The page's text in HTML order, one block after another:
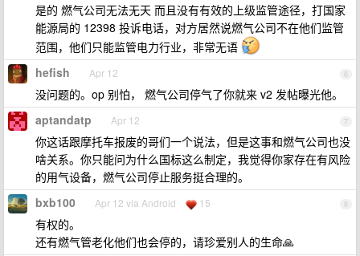
是的 燃气公司无法无天 而且没有有效的上级监管途径，打国家
能源局的 12398 投诉电话，对方居然说燃气公司不在他们监管
范围，他们只能监管电力行业，非常无语
6
hefish Apr 12
没问题的。op 别怕， 燃气公司停气了你就来 v2 发帖曝光他。
7
aptandatp Apr 12
你这话跟摩托车报废的哥们一个说法，但是这事和燃气公司也没
啥关系。你只能问为什么国标这么制定，我觉得你家存在有风险
的用气设备，燃气公司停止服务挺合理的。
8
bxb100 Apr 12 via Android 15
有权的。
还有燃气管老化他们也会停的，请珍爱别人的生命🙏